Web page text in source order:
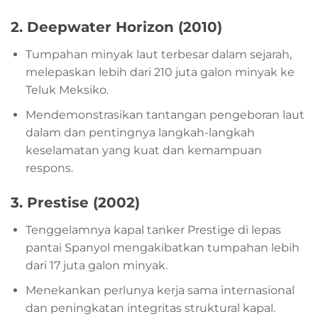
2. Deepwater Horizon (2010)
Tumpahan minyak laut terbesar dalam sejarah,
melepaskan lebih dari 210 juta galon minyak ke
Teluk Meksiko.
Mendemonstrasikan tantangan pengeboran laut
dalam dan pentingnya langkah-langkah
keselamatan yang kuat dan kemampuan
respons.
3. Prestise (2002)
Tenggelamnya kapal tanker Prestige di lepas
pantai Spanyol mengakibatkan tumpahan lebih
dari 17 juta galon minyak.
Menekankan perlunya kerja sama internasional
dan peningkatan integritas struktural kapal.